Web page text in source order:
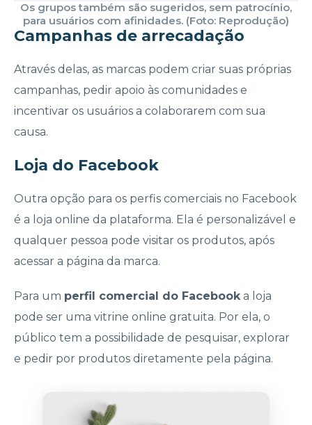
Os grupos também são sugeridos, sem patrocínio,
para usuários com afinidades. (Foto: Reprodução)
Campanhas de arrecadação
Através delas, as marcas podem criar suas próprias
campanhas, pedir apoio às comunidades e
incentivar os usuários a colaborarem com sua
causa.
Loja do Facebook
Outra opção para os perfis comerciais no Facebook
é a loja online da plataforma. Ela é personalizável e
qualquer pessoa pode visitar os produtos, após
acessar a página da marca.
Para um perfil comercial do Facebooka loja
pode ser uma vitrine online gratuita. Por ela, o
público tem a possibilidade de pesquisar, explorar
e pedir por produtos diretamente pela página.